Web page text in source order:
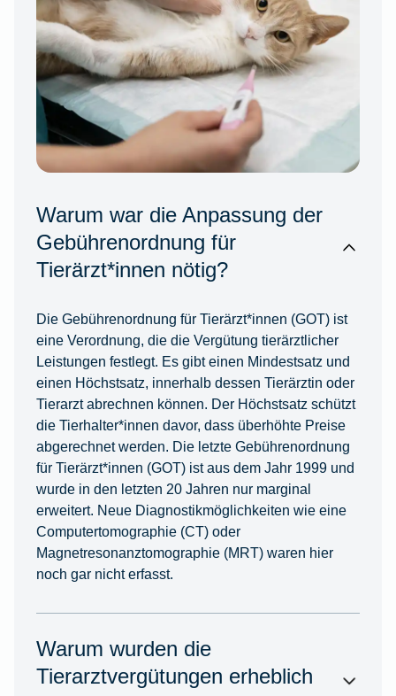
Warum war die Anpassung der
Gebührenordnung für
Tierärzt*innen nötig?
Die Gebührenordnung für Tierärzt*innen (GOT) ist
eine Verordnung, die die Vergütung tierärztlicher
Leistungen festlegt. Es gibt einen Mindestsatz und
einen Höchstsatz, innerhalb dessen Tierärztin oder
Tierarzt abrechnen können. Der Höchstsatz schützt
die Tierhalter*innen davor, dass überhöhte Preise
abgerechnet werden. Die letzte Gebührenordnung
für Tierärzt*innen (GOT) ist aus dem Jahr 1999 und
wurde in den letzten 20 Jahren nur marginal
erweitert. Neue Diagnostikmöglichkeiten wie eine
Computertomographie (CT) oder
Magnetresonanztomographie (MRT) waren hier
noch gar nicht erfasst.
Warum wurden die
Tierarztvergütungen erheblich